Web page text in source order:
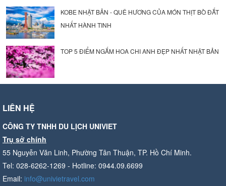
KOBE NHẬT BẢN - QUÊ HƯƠNG CỦA MÓN THỊT BÒ ĐẮT
NHẤT HÀNH TINH
TOP 5 ĐIỂM NGẮM HOA CHI ANH ĐẸP NHẤT NHẬT BẢN
LIÊN HỆ
CÔNG TY TNHH DU LỊCH UNIVIET
Trụ sở chính
55 Nguyễn Văn Linh, Phường Tân Thuận, TP. Hồ Chí Minh.
Tel: 028-6262-1269 - Hotline: 0944.09.6699
Email: info@univietravel.com